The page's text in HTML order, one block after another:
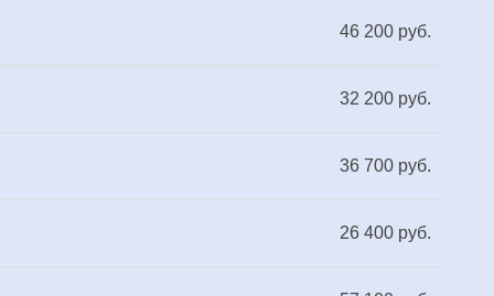
46 200 руб.
32 200 руб.
36 700 руб.
26 400 руб.